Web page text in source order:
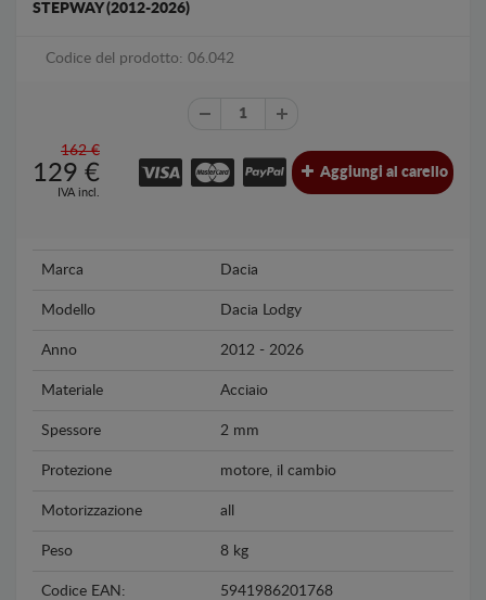
STEPWAY (2012-2026)
Codice del prodotto: 06.042
162 €
129 €
IVA incl.
Aggiungi al carello
Marca Dacia
Modello Dacia Lodgy
Anno 2012 - 2026
Materiale Acciaio
Spessore 2 mm
Protezione motore, il cambio
Motorizzazione all
Peso 8 kg
Codice EAN: 5941986201768